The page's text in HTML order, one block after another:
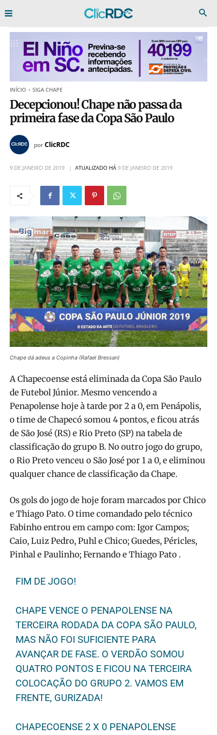
INÍCIO SIGA CHAPE
Decepcionou! Chape não passa da
primeira fase da Copa São Paulo
porClicRDC
9 DE JANEIRO DE 2019 ATUALIZADO HÁ 9 DE JANEIRO DE 2019
Chape dá adeus a Copinha (Rafael Bressan)
A Chapecoense está eliminada da Copa São Paulo
de Futebol Júnior. Mesmo vencendo a
Penapolense hoje à tarde por 2 a 0, em Penápolis,
o time de Chapecó somou 4 pontos, e ficou atrás
de São José (RS) e Rio Preto (SP) na tabela de
classificação do grupo B. No outro jogo do grupo,
o Rio Preto venceu o São José por 1 a 0, e eliminou
qualquer chance de classificação da Chape.
Os gols do jogo de hoje foram marcados por Chico
e Thiago Pato. O time comandado pelo técnico
Fabinho entrou em campo com: Igor Campos;
Caio, Luiz Pedro, Puhl e Chico; Guedes, Péricles,
Pinhal e Paulinho; Fernando e Thiago Pato .
FIM DE JOGO!
CHAPE VENCE O PENAPOLENSE NA
TERCEIRA RODADA DA COPA SÃO PAULO,
MAS NÃO FOI SUFICIENTE PARA
AVANÇAR DE FASE. O VERDÃO SOMOU
QUATRO PONTOS E FICOU NA TERCEIRA
COLOCAÇÃO DO GRUPO 2. VAMOS EM
FRENTE, GURIZADA!
CHAPECOENSE 2 X 0 PENAPOLENSE